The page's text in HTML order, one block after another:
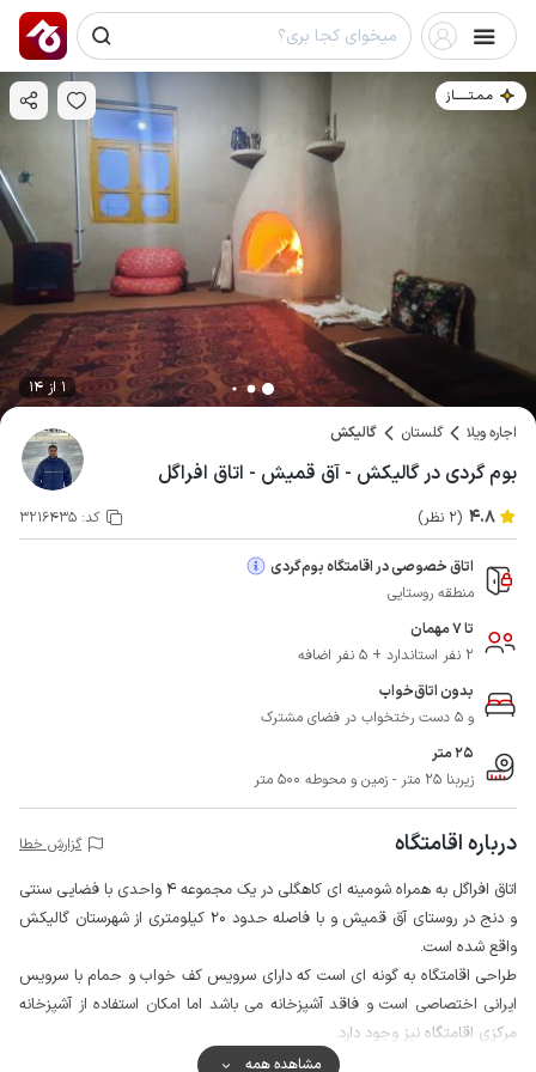
مـمـتــــــاز
1 از 14
اجاره ویلا گلستان گالیکش
بوم گردی در گالیکش - آق قمیش - اتاق افراگل
4.8 (2 نظر) کد: 3216435
اتاق خصوصی در اقامتگاه بوم‌گردی
منطقه روستایی
تا 7 مهمان
2 نفر استاندارد + 5 نفر اضافه
بدون اتاق‌خواب
و 5 دست رختخواب در فضای مشترک
25 متر
زیربنا 25 متر - زمین و محوطه 500 متر
درباره اقامتگاه گزارش خطا
اتاق افراگل به همراه شومینه ای کاهگلی در یک مجموعه 4 واحدی با فضایی سنتی
و دنج در روستای آق قمیش و با فاصله حدود 20 کیلومتری از شهرستان گالیکش
واقع شده است.
طراحی اقامتگاه به گونه ای است که دارای سرویس کف خواب و حمام با سرویس
ایرانی اختصاصی است و فاقد آشپزخانه می باشد اما امکان استفاده از آشپزخانه
مرکزی اقامتگاه نیز وجود دارد.
حیاط اقامتگاه با دیوار محصور شده و سرایدار در مجموعه سکونت دارد، همچنین
مشاهده همه